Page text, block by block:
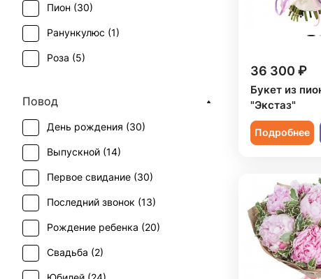
36 300 ₽
Букет из
"Экстаз"
Подробнее
Пион (30)
Ранункулюс (1)
Роза (5)
Статица (
Хризантема (1)
Эустома (3 )
Повод
День рождения (30)
Выпускной (14)
Первое свидание (30)
Последний звонок (13)
Рождение ребенка (20)
Свадьба (2)